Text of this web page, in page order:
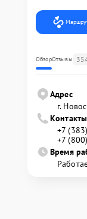
ОбзорОтзывы
Адрес
г.
Контакты
+7
+7
Время